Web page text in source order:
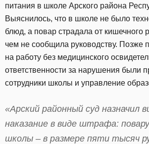
питания в школе Арского района
Выяснилось, что в школе не было
блюд, а повар страдала от кишечного
чем не сообщила руководству. Позже
на работу без медицинского
ответственности за нарушения были
сотрудники школы и управление
«Арский районный суд назначил
наказание в виде штрафа: повару
школы – в размере пяти тысяч